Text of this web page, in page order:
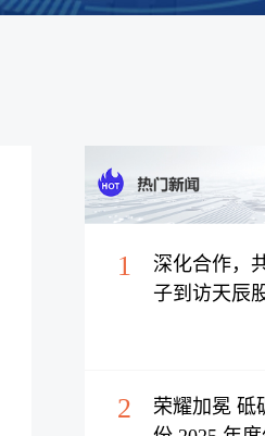
1
深化合作，
子到访天辰
2
荣耀加冕 砥